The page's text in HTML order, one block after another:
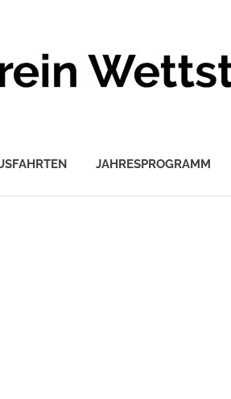
JAHRESPROGRAMM